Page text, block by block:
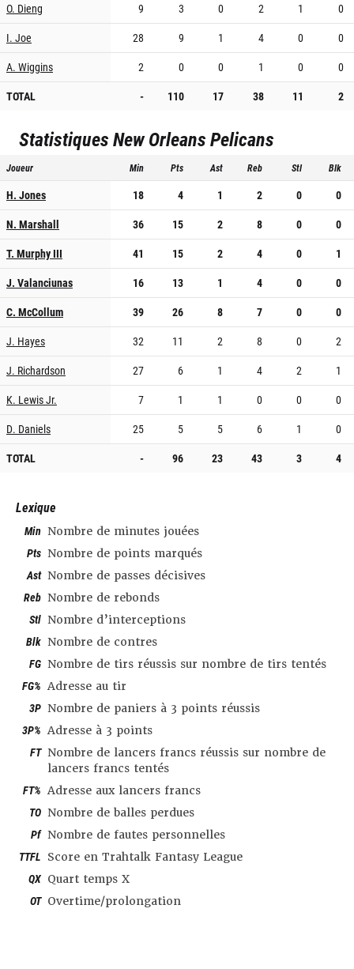
O. Dieng
9 3 0 2 1
0
I. Joe
28 9 1 4 0
0
A. Wiggins
2 0 0 1 0
0
TOTAL
- 110 17 38 11 2
StatistiquesNew Orleans Pelicans
Joueur Min Pts Ast Reb Stl Blk
H. Jones 18 4 1 2 0
0
N. Marshall
36 15 2 8 0
0
T. Murphy III
41 15 2 4 0
1
J. Valanciunas
16 13 1 4 0
0
C. McCollum
39 26 8 7 0
0
J. Hayes
32 11 2 8 0
2
J. Richardson
27 6 1 4 2
1
K. Lewis Jr.
7 1 1 0 0
0
D. Daniels
25 5 5 6 1
0
TOTAL
- 96 23 43 3 4
Lexique
Min Nombre de minutes jouées
Pts Nombre de points marqués
Ast Nombre de passes décisives
Reb Nombre de rebonds
Stl Nombre d’interceptions
Blk Nombre de contres
FG Nombre de tirs réussis sur nombre de tirs tentés
FG% Adresse au tir
3P Nombre de paniers à 3 points réussis
3P% Adresse à 3 points
FT Nombre de lancers francs réussis sur nombre de
lancers francs tentés
FT% Adresse aux lancers francs
TO Nombre de balles perdues
Pf Nombre de fautes personnelles
TTFL Score en Trahtalk Fantasy League
QX Quart temps X
OT Overtime/prolongation